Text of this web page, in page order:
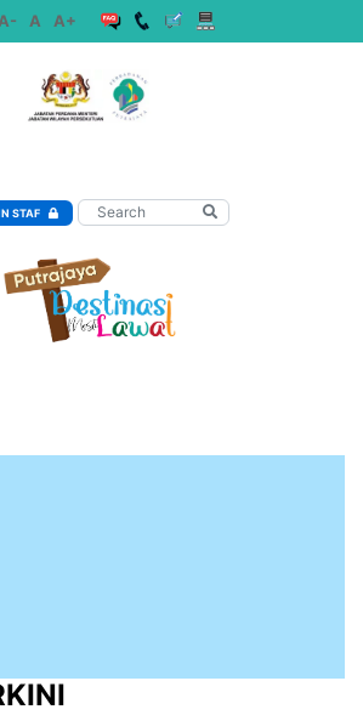
A- A A+
STAF